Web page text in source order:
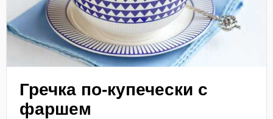
Гречка по-купечески с
фаршем